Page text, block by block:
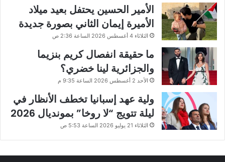
الأمير الحسين يحتفل بعيد ميلاد
الأميرة إيمان الثاني بصورة جديدة
الثلاثاء 4 أغسطس 2026 الساعة 2:36 ص
ما حقيقة انفصال كريم بنزيما
والجزائرية لينا خضري؟
الأحد 2 أغسطس 2026 الساعة 9:35 م
ولية عهد إسبانيا تخطف الأنظار في
ليلة تتويج “لا روخا” بمونديال 2026
الثلاثاء 21 يوليو 2026 الساعة 5:53 ص